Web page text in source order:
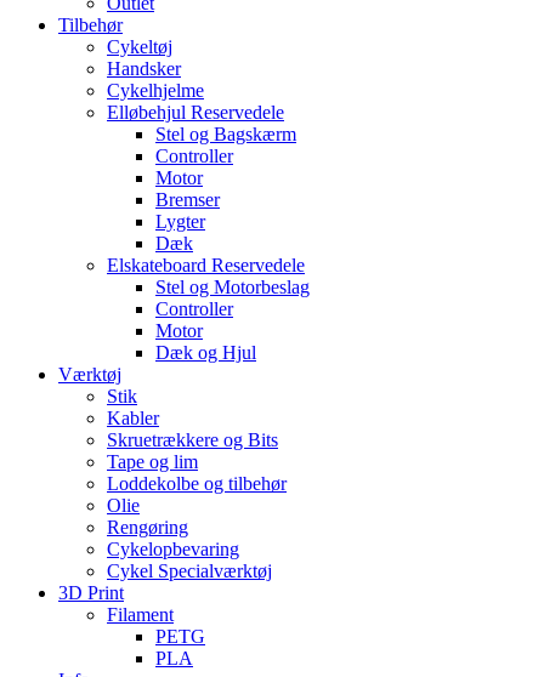
Tilbehør
Cykeltøj
Handsker
Cykelhjelme
Elløbehjul Reservedele
Stel og Bagskærm
Controller
Motor
Bremser
Lygter
Dæk
Elskateboard Reservedele
Stel og Motorbeslag
Controller
Motor
Dæk og Hjul
Værktøj
Stik
Kabler
Skruetrækkere og Bits
Tape og lim
Loddekolbe og tilbehør
Olie
Rengøring
Cykelopbevaring
Cykel Specialværktøj
3D Print
Filament
PETG
PLA